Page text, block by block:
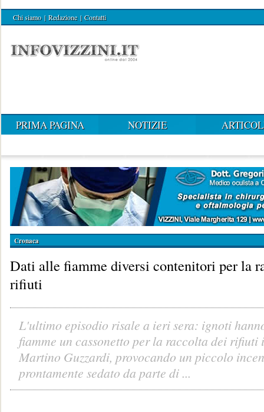
Chi siamo | Redazione | Contatti
PRIMA PAGINA NOTIZIE
Cronaca
Dati alle fiamme diversi contenitori per la
rifiuti
L'ultimo episodio risale a ieri sera: ignoti
fiamme un cassonetto per la raccolta dei rifiuti
Martino Guzzardi, provocando un piccolo
prontamente sedato da parte di ...